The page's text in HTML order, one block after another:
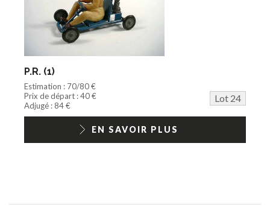
P.R. (1)
Estimation : 70/80 €
Prix de départ : 40 €
Lot 24
Adjugé : 84 €
EN SAVOIR PLUS